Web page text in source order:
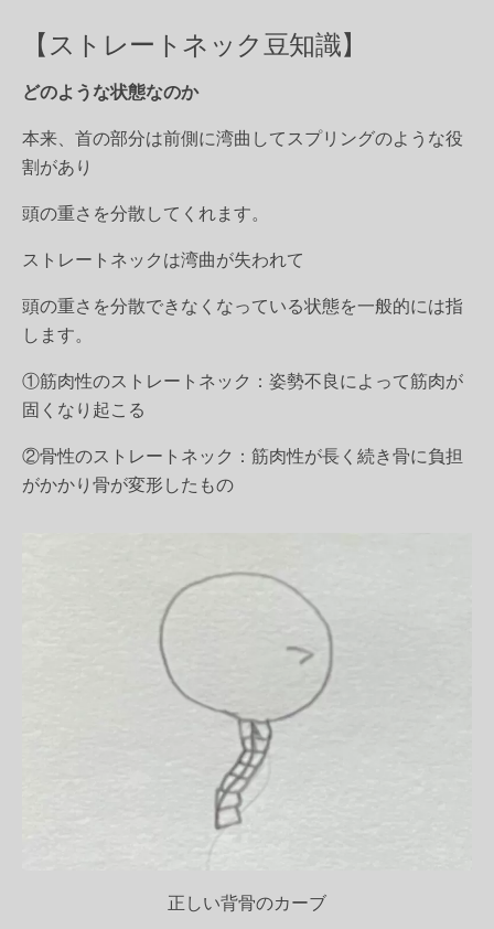
【ストレートネック豆知識】
どのような状態なのか
本来、首の部分は前側に湾曲してスプリングのような役
割があり
頭の重さを分散してくれます。
ストレートネックは湾曲が失われて
頭の重さを分散できなくなっている状態を一般的には指
します。
①筋肉性のストレートネック：姿勢不良によって筋肉が
固くなり起こる
②骨性のストレートネック：筋肉性が長く続き骨に負担
がかかり骨が変形したもの
正しい背骨のカーブ